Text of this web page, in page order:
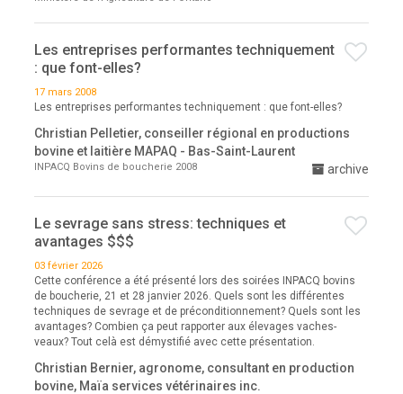
Les entreprises performantes techniquement
: que font-elles?
17 mars 2008
Les entreprises performantes techniquement : que font-elles?
Christian Pelletier, conseiller régional en productions
bovine et laitière MAPAQ - Bas-Saint-Laurent
archive
INPACQ Bovins de boucherie 2008
Le sevrage sans stress: techniques et
avantages $$$
03 février 2026
Cette conférence a été présenté lors des soirées INPACQ bovins
de boucherie, 21 et 28 janvier 2026. Quels sont les différentes
techniques de sevrage et de préconditionnement? Quels sont les
avantages? Combien ça peut rapporter aux élevages vaches-
veaux? Tout celà est démystifié avec cette présentation.
Christian Bernier, agronome, consultant en production
bovine, Maïa services vétérinaires inc.